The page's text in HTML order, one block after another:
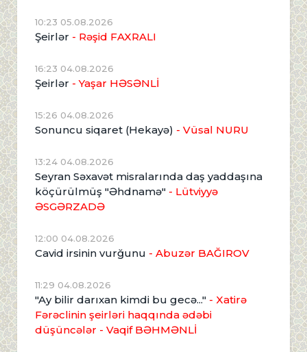
10:23 05.08.2026
Şeirlər - Rəşid FAXRALI
16:23 04.08.2026
Şeirlər - Yaşar HƏSƏNLİ
15:26 04.08.2026
Sonuncu siqaret (Hekayə) - Vüsal NURU
13:24 04.08.2026
Seyran Səxavət misralarında daş yaddaşına
köçürülmüş "Əhdnamə" - Lütviyyə
ƏSGƏRZADƏ
12:00 04.08.2026
Cavid irsinin vurğunu - Abuzər BAĞIROV
11:29 04.08.2026
"Ay bilir darıxan kimdi bu gecə..." - Xatirə
Fərəclinin şeirləri haqqında ədəbi
düşüncələr - Vaqif BƏHMƏNLİ